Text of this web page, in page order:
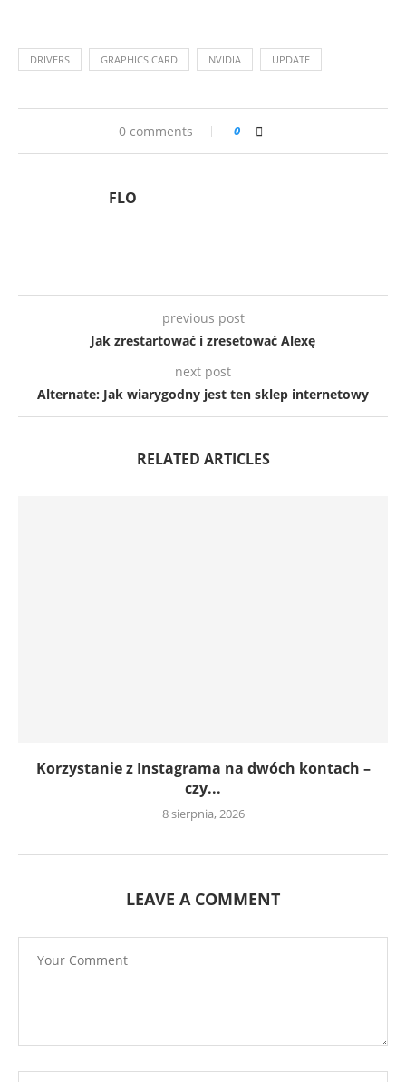
DRIVERS GRAPHICS CARD NVIDIA UPDATE
0 comments 0
FLO
previous post
Jak zrestartować i zresetować Alexę
next post
Alternate: Jak wiarygodny jest ten sklep internetowy
RELATED ARTICLES
Korzystanie z Instagrama na dwóch kontach –
czy...
8 sierpnia, 2026
LEAVE A COMMENT